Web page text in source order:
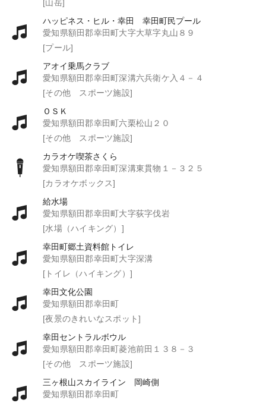
[山岳]
ハッピネス・ヒル・幸田 幸田町民プール
愛知県額田郡幸田町大字大草字丸山８９
[プール]
アオイ乗馬クラブ
愛知県額田郡幸田町深溝六兵衛ケ入４－４
[その他 スポーツ施設]
ＯＳＫ
愛知県額田郡幸田町六栗松山２０
[その他 スポーツ施設]
カラオケ喫茶さくら
愛知県額田郡幸田町深溝東貫物１－３２５
[カラオケボックス]
給水場
愛知県額田郡幸田町大字荻字伐岩
[水場（ハイキング）]
幸田町郷土資料館トイレ
愛知県額田郡幸田町大字深溝
[トイレ（ハイキング）]
幸田文化公園
愛知県額田郡幸田町
[夜景のきれいなスポット]
幸田セントラルボウル
愛知県額田郡幸田町菱池前田１３８－３
[その他 スポーツ施設]
三ヶ根山スカイライン 岡崎側
愛知県額田郡幸田町